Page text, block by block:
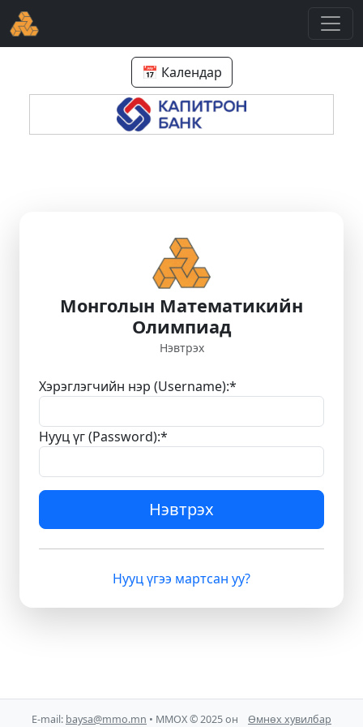
📅 Календар
Монголын Математикийн
Олимпиад
Нэвтрэх
Хэрэглэгчийн нэр (Username):*
Нууц үг (Password):*
Нэвтрэх
Нууц үгээ мартсан уу?
E-mail: baysa@mmo.mn • ММОХ © 2025 он Өмнөх хувилбар